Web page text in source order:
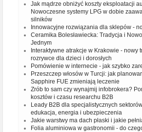
Jak mądrze obniżyć koszty eksploatacji
Nowoczesne systemy LPG w dobie
silników
Innowacyjne rozwiązania dla sklepów -
Ceramika Bolesławiecka: Tradycja i
Jednym
Interaktywne atrakcje w Krakowie - nowy
rozrywce dla dzieci i dorosłych
Pomówienie w internecie - jak szybko
Przeszczep włosów w Turcji: jak
Sapphire FUE zmieniają leczenie
Zrób to sam czy wynajmij infobrokera?
kosztów i czasu researchu B2B
Leady B2B dla specjalistycznych
edukacja, energia i ubezpieczenia
Jakie warstwy ma dach płaski i jakie
Folia aluminiowa w gastronomii - do